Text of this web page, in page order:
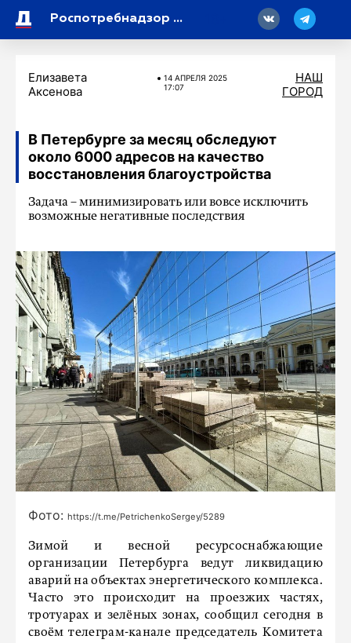
Роспотребнадзор дал советы петербуржцам по выбору продуктов к Пасхе
Елизавета
Аксенова
14 АПРЕЛЯ 2025
17:07
НАШ
ГОРОД
В Петербурге за месяц обследуют
около 6000 адресов на качество
восстановления благоустройства
Задача – минимизировать или вовсе исключить
возможные негативные последствия
Фото: https://t.me/PetrichenkoSergey/5289
Зимой и весной ресурсоснабжающие
организации Петербурга ведут ликвидацию
аварий на объектах энергетического комплекса.
Часто это происходит на проезжих частях,
тротуарах и зелёных зонах, сообщил сегодня в
своём телеграм-канале председатель Комитета